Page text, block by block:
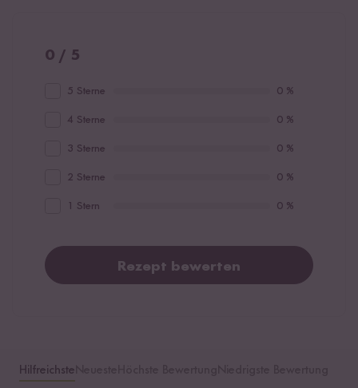
0 / 5
5 Sterne 0 %
4 Sterne 0 %
3 Sterne 0 %
2 Sterne 0 %
1 Stern 0 %
Rezept bewerten
Hilfreichste